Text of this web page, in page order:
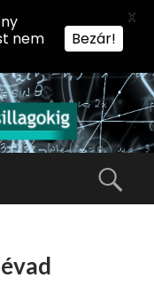
nem
Bezár!
X